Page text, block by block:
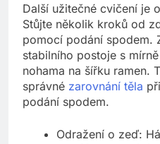
Další užitečné cvičení je
Stůjte několik kroků od
pomocí podání spodem.
stabilního postoje s
nohama na šířku ramen.
správné zarovnání těla
podání spodem.
Odražení o zeď: